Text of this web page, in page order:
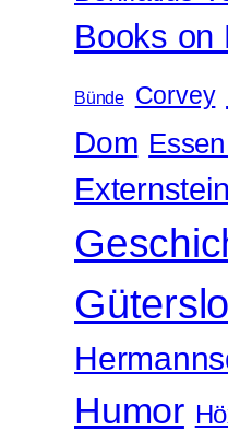
Books on
Bünde Corvey
Dom
Humor